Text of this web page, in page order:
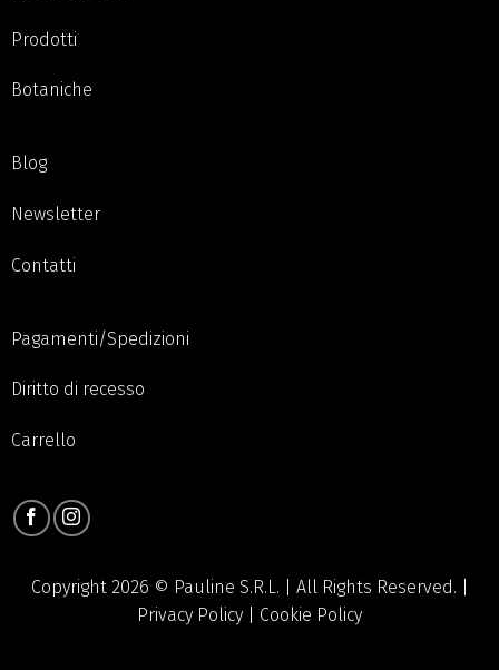
Prodotti
Botaniche
Blog
Newsletter
Contatti
Pagamenti/Spedizioni
Diritto di recesso
Carrello
Copyright 2026 © Pauline S.R.L. | All Rights Reserved. |
Privacy Policy
Cookie Policy